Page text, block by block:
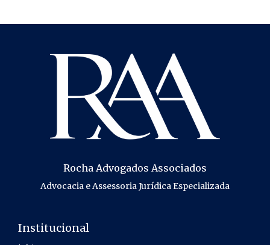
Rocha Advogados Associados
Advocacia e Assessoria Jurídica Especializada
Institucional